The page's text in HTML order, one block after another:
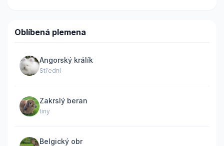
Oblíbená plemena
Angorský králík
Střední
Zakrslý beran
tiny
Belgický obr